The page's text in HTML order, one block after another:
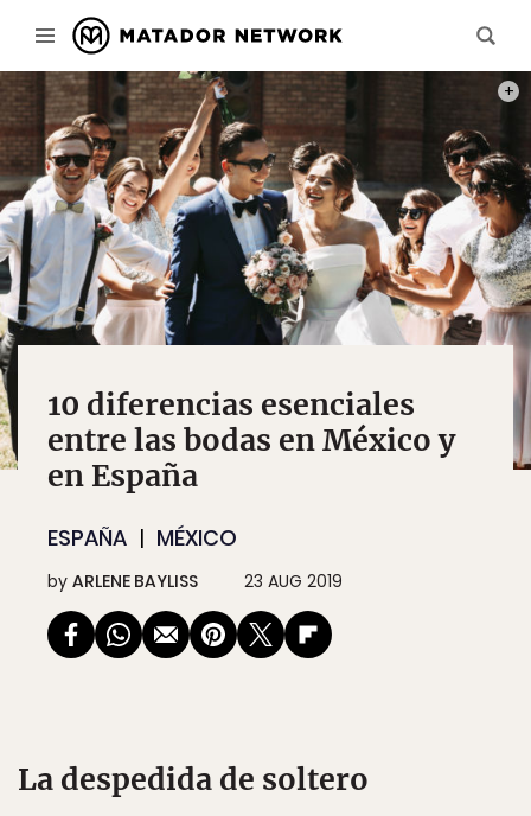
10 diferencias esenciales
entre las bodas en México y
en España
ESPAÑA MÉXICO
by ARLENE BAYLISS 23 AUG 2019
La despedida de soltero